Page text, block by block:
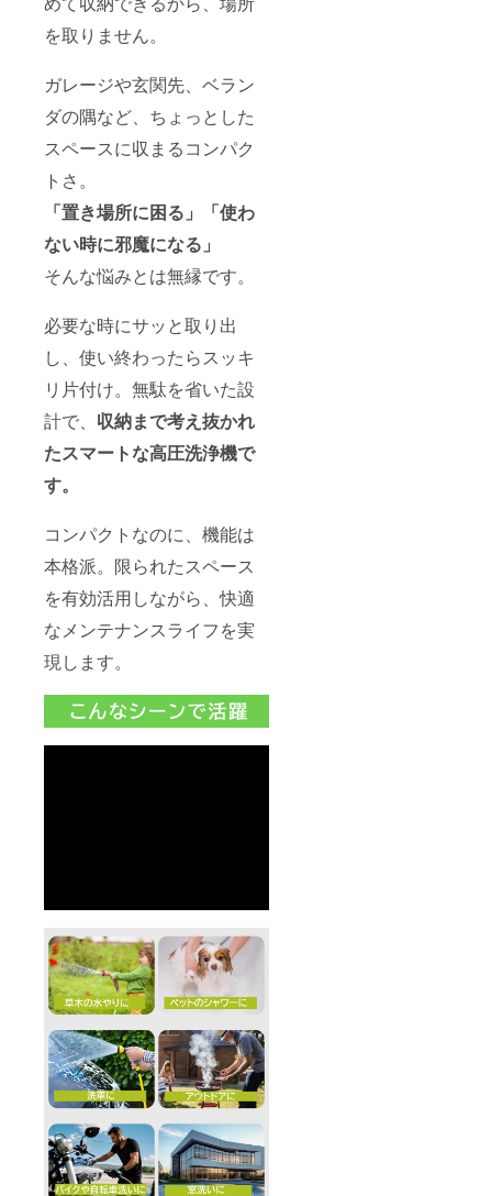
を取りません。
ガレージや玄関先、ベラン
ダの隅など、ちょっとした
スペースに収まるコンパク
トさ。
「置き場所に困る」
「使わ
ない時に邪魔になる」
そんな悩みとは無縁です。
必要な時にサッと取り出
し、使い終わったらスッキ
リ片付け。無駄を省いた設
計で、 収納まで考え抜かれ
たスマートな高圧洗浄機で
す。
コンパクトなのに、機能は
本格派。限られたスペース
を有効活用しながら、快適
なメンテナンスライフを実
現します。